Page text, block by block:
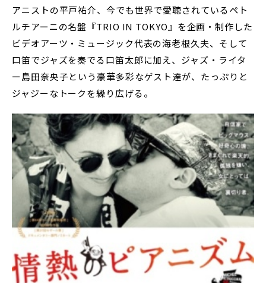
アニストの平戸祐介、今でも世界で愛聴されているペト
ルチアーニの名盤『TRIO IN TOKYO』を企画・制作した
ビデオアーツ・ミュージック代表の海老根久夫、そして
口笛でジャズを奏でる口笛太郎に加え、ジャズ・ライタ
ー島田奈央子という豪華多彩なゲスト達が、たっぷりと
ジャジーなトークを繰り広げる。